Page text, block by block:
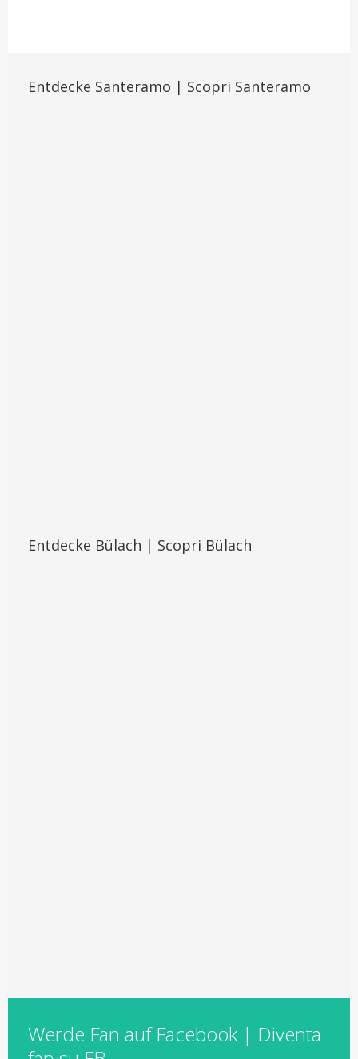
Entdecke Santeramo | Scopri Santeramo
Entdecke Bülach | Scopri Bülach
Werde Fan auf Facebook | Diventa